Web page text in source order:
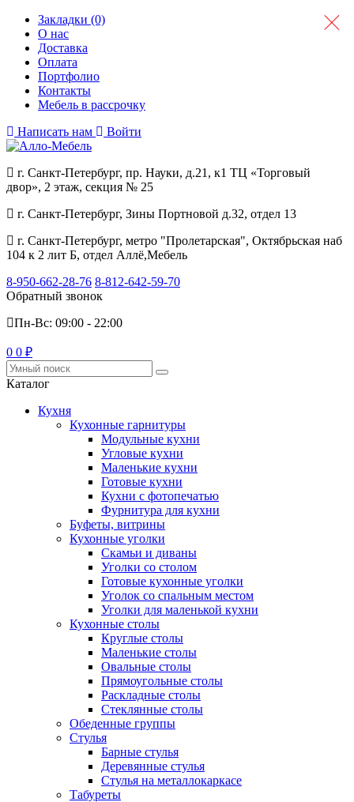
Закладки (0)
О нас
Доставка
Оплата
Портфолио
Контакты
Мебель в рассрочку
Написать нам
Войти
г. Санкт-Петербург, пр. Науки, д.21, к1 ТЦ «Торговый
двор», 2 этаж, секция № 25
г. Санкт-Петербург, Зины Портновой д.32, отдел 13
г. Санкт-Петербург, метро "Пролетарская", Октябрьская наб
104 к 2 лит Б, отдел Аллё,Мебель
8-950-662-28-76 8-812-642-59-70
Обратный звонок
Пн-Вс: 09:00 - 22:00
0 0 ₽
Каталог
Кухня
Кухонные гарнитуры
Модульные кухни
Угловые кухни
Маленькие кухни
Готовые кухни
Кухни с фотопечатью
Фурнитура для кухни
Буфеты, витрины
Кухонные уголки
Скамьи и диваны
Уголки со столом
Готовые кухонные уголки
Уголок со спальным местом
Уголки для маленькой кухни
Кухонные столы
Круглые столы
Маленькие столы
Овальные столы
Прямоугольные столы
Раскладные столы
Стеклянные столы
Обеденные группы
Стулья
Барные стулья
Деревянные стулья
Стулья на металлокаркасе
Табуреты